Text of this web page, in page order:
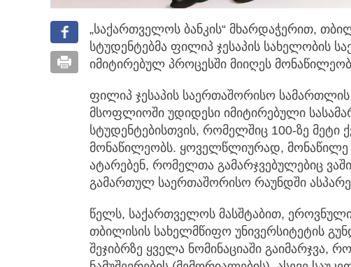
„საქართველოს ბანკის“ მხარდაჭერით,
სტუდენტებმა ფილიპ ჯესაპის სახელობის
იმიტირებულ პროცესში მიიღეს
ფილიპ ჯესაპის საერთაშორისო
მსოფლიოში უდიდესი იმიტირებული
სტუდენტებისთვის, რომელშიც 100-ზე მეტი
მონაწილეობს. ყოველწლიურად, მონაწილე
ატარებენ, რომელთა გამარჯვებულებიც
გამართულ საერთაშორისო რაუნდში
წელს, საქართველოს მასშტაბით,
თბილისის სახელმწიფო უნივერსიტეტის
შეჯიბრზე ყველა ნომინაციაში გაიმარჯვა,